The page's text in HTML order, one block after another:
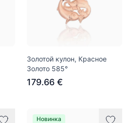
Золотой кулон, Красное
Золото 585°
179.66 €
Новинка